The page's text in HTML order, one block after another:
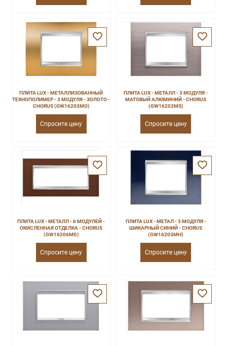
ПЛИТА LUX - МЕТАЛЛИЗОВАННЫЙ
ТЕХНОПОЛИМЕР - 3 МОДУЛЯ - ЗОЛОТО -
CHORUS (GW16203MO)
Спросите цену
ПЛИТА LUX - МЕТАЛЛ - 3 МОДУЛЯ -
МАТОВЫЙ АЛЮМИНИЙ - CHORUS
(GW16203MS)
Спросите цену
ПЛИТА LUX - МЕТАЛЛ - 6 МОДУЛЕЙ -
ОКИСЛЕННАЯ ОТДЕЛКА - CHORUS
(GW16206MD)
Спросите цену
ПЛИТА LUX - МЕТАЛ - 3 МОДУЛЯ -
ШИКАРНЫЙ СИНИЙ - CHORUS
(GW16203MH)
Спросите цену